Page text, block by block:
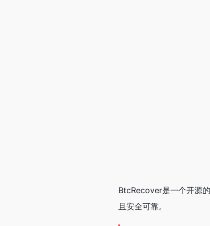
BtcRecover是一个开源
且安全可靠。